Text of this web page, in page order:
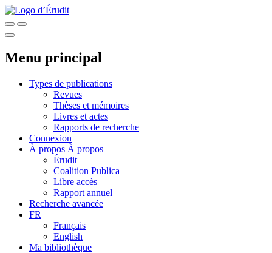
Menu principal
Types de publications
Revues
Thèses et mémoires
Livres et actes
Rapports de recherche
Connexion
À propos À propos
Érudit
Coalition Publica
Libre accès
Rapport annuel
Recherche avancée
FR
Français
English
Ma bibliothèque